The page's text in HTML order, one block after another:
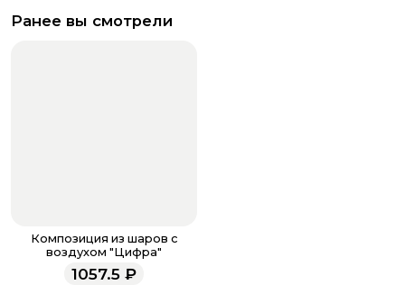
Ранее вы смотрели
Композиция из шаров с
воздухом "Цифра"
1057.5 ₽